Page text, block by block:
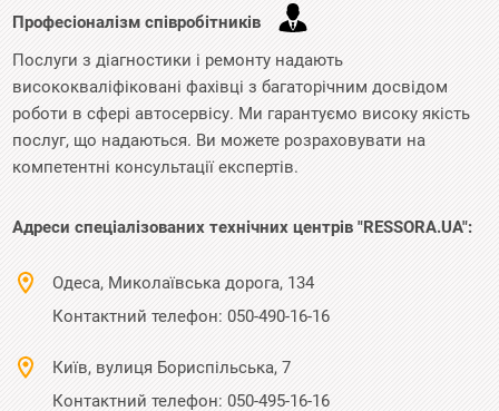
Професіоналізм співробітників
Послуги з діагностики і ремонту надають
висококваліфіковані фахівці з багаторічним досвідом
роботи в сфері автосервісу. Ми гарантуємо високу якість
послуг, що надаються. Ви можете розраховувати на
компетентні консультації експертів.
Адреси спеціалізованих технічних центрів "RESSORA.UA":
Одеса, Миколаївська дорога, 134
Контактний телефон: 050-490-16-16
Київ, вулиця Бориспільська, 7
Контактний телефон: 050-495-16-16